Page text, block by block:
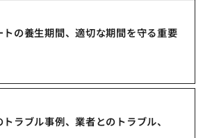
の養生期間、適切な期間を守る重要
ラブル事例、業者とのトラブル、